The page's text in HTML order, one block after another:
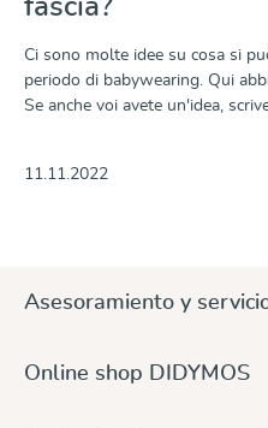
fascia?
Ci sono molte idee su cosa si
periodo di babywearing. Qui
Se anche voi avete un'idea,
11.11.2022
Asesoramiento y
Online shop DIDYMOS